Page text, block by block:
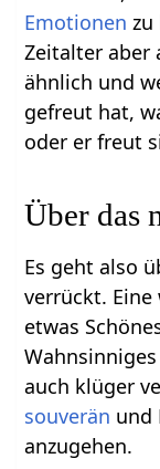
Emotionen zu
Zeitalter aber
ähnlich und
gefreut hat,
oder er freut
Über das
Es geht also
verrückt.
etwas
auch klüger
souverän und
anzugehen.